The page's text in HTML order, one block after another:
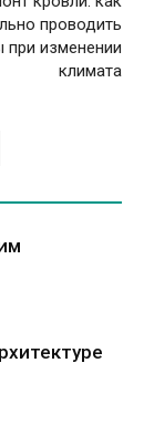
проводить
при изменении
климата